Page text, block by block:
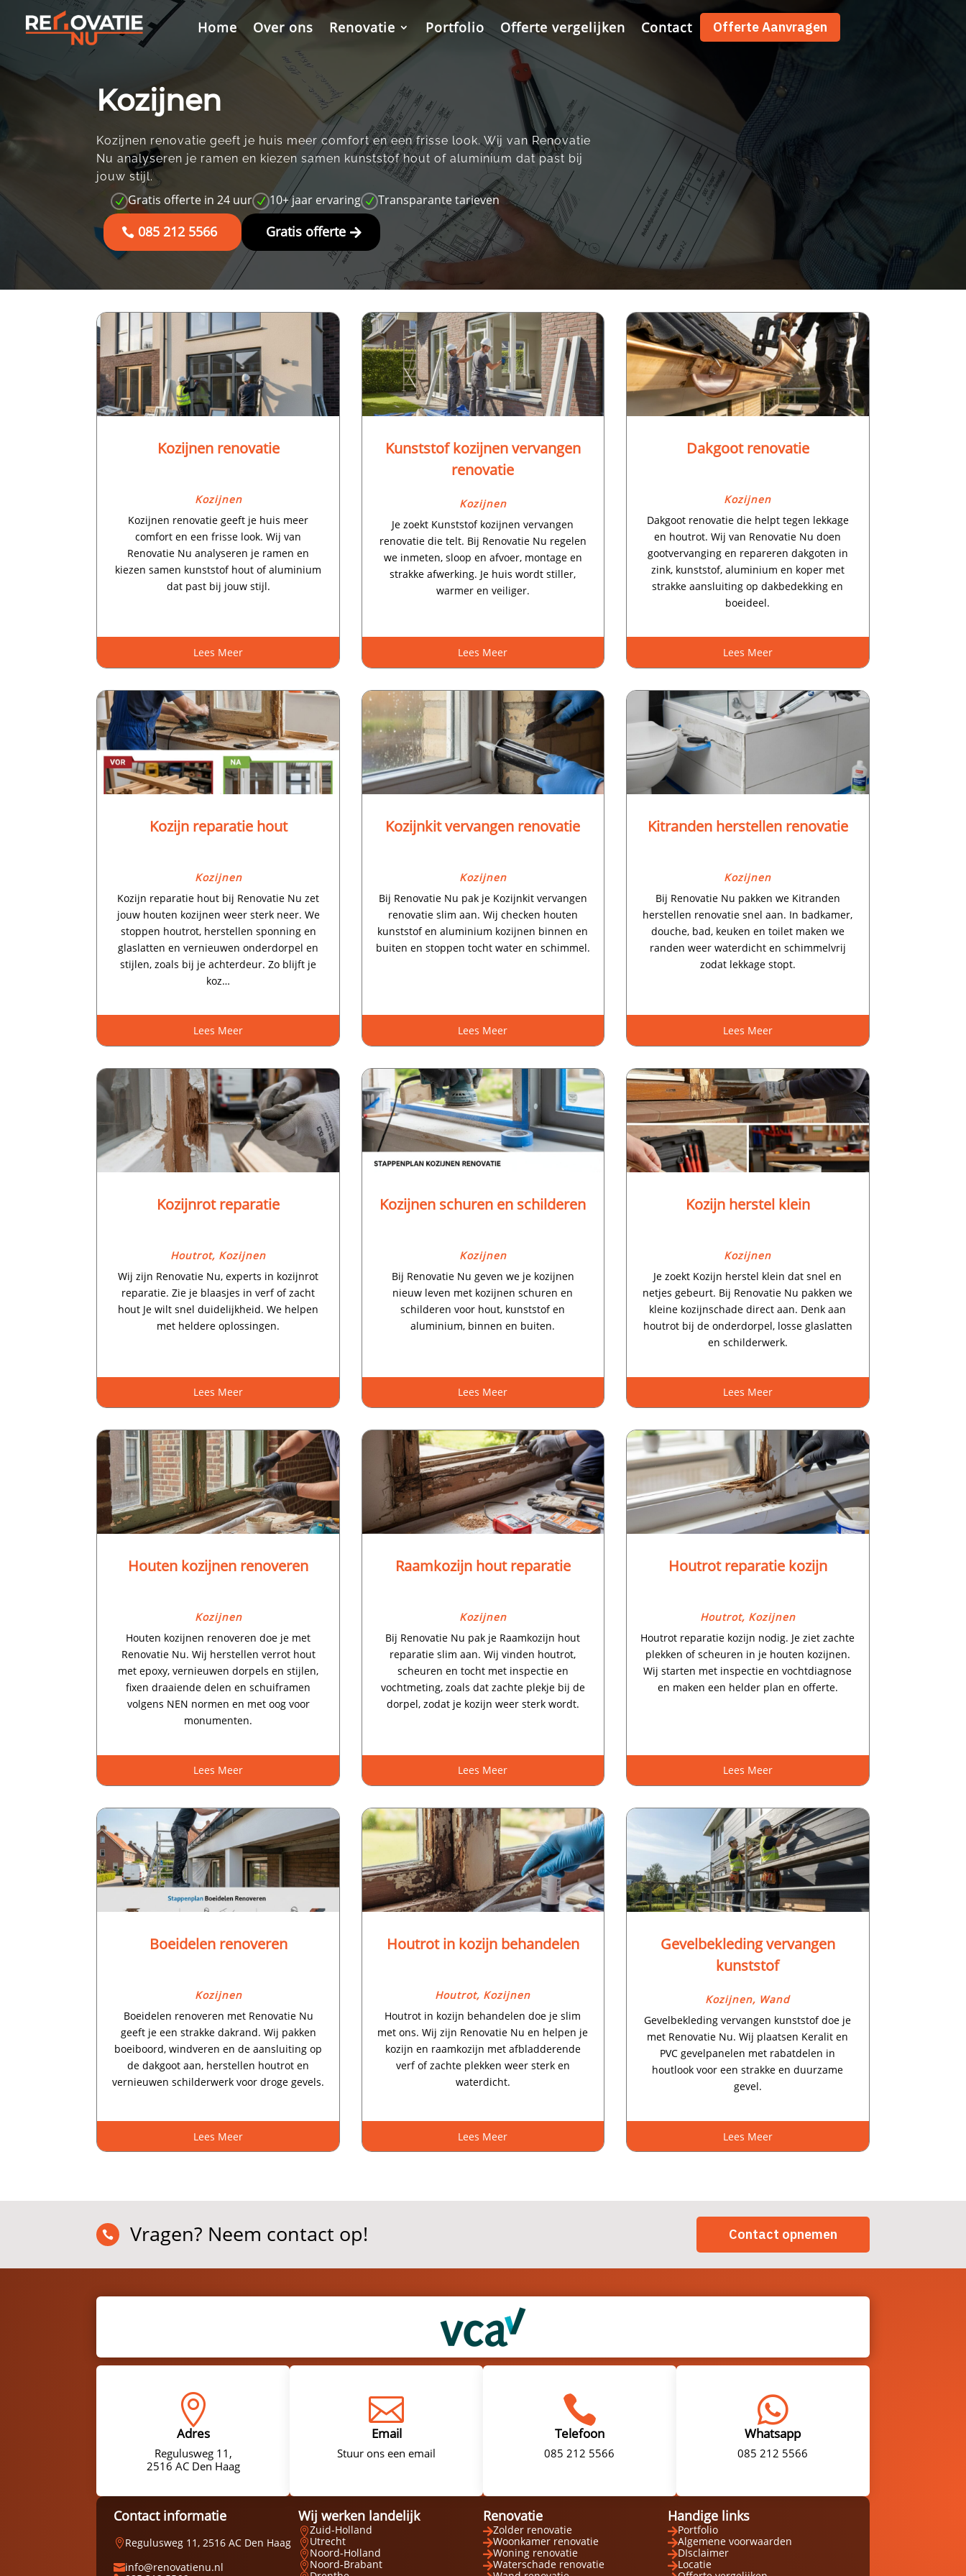
Home Over ons Renovatie Portfolio Offerte vergelijken Contact Offerte Aanvragen
Kozijnen
Kozijnen renovatie geeft je huis meer comfort en een frisse look.​ Wij van Renovatie
Nu analyseren je ramen en kiezen samen kunststof hout of aluminium dat past bij
jouw stijl.​
N Gratis offerte in 24 uur N 10+ jaar ervaring N Transparante tarieven
085 212 5566 Gratis offerte
Kozijnen renovatie
Kozijnen
Kozijnen renovatie geeft je huis meer
comfort en een frisse look.​ Wij van
Renovatie Nu analyseren je ramen en
kiezen samen kunststof hout of aluminium
dat past bij jouw stijl.​
Lees Meer
Kunststof kozijnen vervangen
renovatie
Kozijnen
Je zoekt Kunststof kozijnen vervangen
renovatie die telt.​ Bij Renovatie Nu regelen
we inmeten, sloop en afvoer, montage en
strakke afwerking.​ Je huis wordt stiller,
warmer en veiliger.​
Lees Meer
Dakgoot renovatie
Kozijnen
Dakgoot renovatie die helpt tegen lekkage
en houtrot.​ Wij van Renovatie Nu doen
gootvervanging en repareren dakgoten in
zink, kunststof, aluminium en koper met
strakke aansluiting op dakbedekking en
boeideel.​
Lees Meer
Kozijn reparatie hout
Kozijnen
Kozijn reparatie hout bij Renovatie Nu zet
jouw houten kozijnen weer sterk neer.​ We
stoppen houtrot, herstellen sponning en
glaslatten en vernieuwen onderdorpel en
stijlen, zoals bij je achterdeur.​ Zo blijft je
koz…
Lees Meer
Kozijnkit vervangen renovatie
Kozijnen
Bij Renovatie Nu pak je Kozijnkit vervangen
renovatie slim aan.​ Wij checken houten
kunststof en aluminium kozijnen binnen en
buiten en stoppen tocht water en schimmel.​
Lees Meer
Kitranden herstellen renovatie
Kozijnen
Bij Renovatie Nu pakken we Kitranden
herstellen renovatie snel aan.​ In badkamer,
douche, bad, keuken en toilet maken we
randen weer waterdicht en schimmelvrij
zodat lekkage stopt.​
Lees Meer
Kozijnrot reparatie
Houtrot, Kozijnen
Wij zijn Renovatie Nu, experts in kozijnrot
reparatie.​ Zie je blaasjes in verf of zacht
hout Je wilt snel duidelijkheid.​ We helpen
met heldere oplossingen.​
Lees Meer
Kozijnen schuren en schilderen
Kozijnen
Bij Renovatie Nu geven we je kozijnen
nieuw leven met kozijnen schuren en
schilderen voor hout, kunststof en
aluminium, binnen en buiten.​
Lees Meer
Kozijn herstel klein
Kozijnen
Je zoekt Kozijn herstel klein dat snel en
netjes gebeurt.​ Bij Renovatie Nu pakken we
kleine kozijnschade direct aan.​ Denk aan
houtrot bij de onderdorpel, losse glaslatten
en schilderwerk.​
Lees Meer
Houten kozijnen renoveren
Kozijnen
Houten kozijnen renoveren doe je met
Renovatie Nu.​ Wij herstellen verrot hout
met epoxy, vernieuwen dorpels en stijlen,
fixen draaiende delen en schuiframen
volgens NEN normen en met oog voor
monumenten.​
Lees Meer
Raamkozijn hout reparatie
Kozijnen
Bij Renovatie Nu pak je Raamkozijn hout
reparatie slim aan.​ Wij vinden houtrot,
scheuren en tocht met inspectie en
vochtmeting, zoals dat zachte plekje bij de
dorpel, zodat je kozijn weer sterk wordt.​
Lees Meer
Houtrot reparatie kozijn
Houtrot, Kozijnen
Houtrot reparatie kozijn nodig.​ Je ziet zachte
plekken of scheuren in je houten kozijnen.​
Wij starten met inspectie en vochtdiagnose
en maken een helder plan en offerte.​
Lees Meer
Boeidelen renoveren
Kozijnen
Boeidelen renoveren met Renovatie Nu
geeft je een strakke dakrand.​ Wij pakken
boeiboord, windveren en de aansluiting op
de dakgoot aan, herstellen houtrot en
vernieuwen schilderwerk voor droge gevels.​
Lees Meer
Houtrot in kozijn behandelen
Houtrot, Kozijnen
Houtrot in kozijn behandelen doe je slim
met ons.​ Wij zijn Renovatie Nu en helpen je
kozijn en raamkozijn met afbladderende
verf of zachte plekken weer sterk en
waterdicht.​
Lees Meer
Gevelbekleding vervangen
kunststof
Kozijnen, Wand
Gevelbekleding vervangen kunststof doe je
met Renovatie Nu.​ Wij plaatsen Keralit en
PVC gevelpanelen met rabatdelen in
houtlook voor een strakke en duurzame
gevel.​
Lees Meer
 Vragen? Neem contact op! Contact opnemen

Adres
Regulusweg 11,
2516 AC Den Haag

Email
Stuur ons een email

Telefoon
085 212 5566

Whatsapp
085 212 5566
Contact informatie
Regulusweg 11, 2516 AC Den Haag
info@renovatienu.nl
Wij werken landelijk
Zuid-Holland
Utrecht
Noord-Holland
Noord-Brabant
Renovatie
Zolder renovatie
Woonkamer renovatie
Woning renovatie
Waterschade renovatie
Handige links
Portfolio
Algemene voorwaarden
DIsclaimer
Locatie